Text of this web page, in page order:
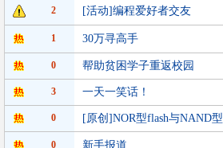
2 [活动]编程爱好者交友
1 30万寻高手
0 帮助贫困学子重返校园
3 一天一笑话！
0 [原创]NOR型flash与NAND
0 新手报道